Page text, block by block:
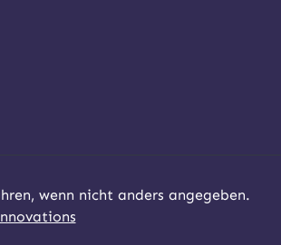
wenn nicht anders angegeben.